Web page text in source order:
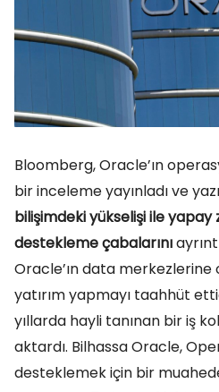
Bloomberg, Oracle’ın
bir inceleme yayınladı ve
bilişimdeki yükselişi ile
destekleme çabalarını
Oracle’ın data
yatırım yapmayı taahhüt
yıllarda hayli tanınan bir iş
aktardı. Bilhassa Oracle,
desteklemek için bir